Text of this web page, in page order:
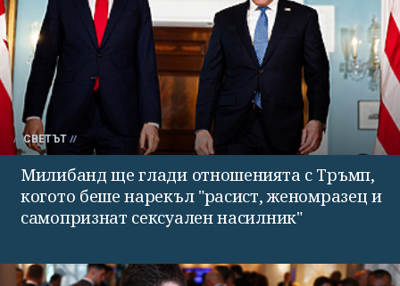
СВЕТЪТ
Милибанд ще глади отношенията с Тръмп,
когото беше нарекъл "расист, женомразец и
самопризнат сексуален насилник"